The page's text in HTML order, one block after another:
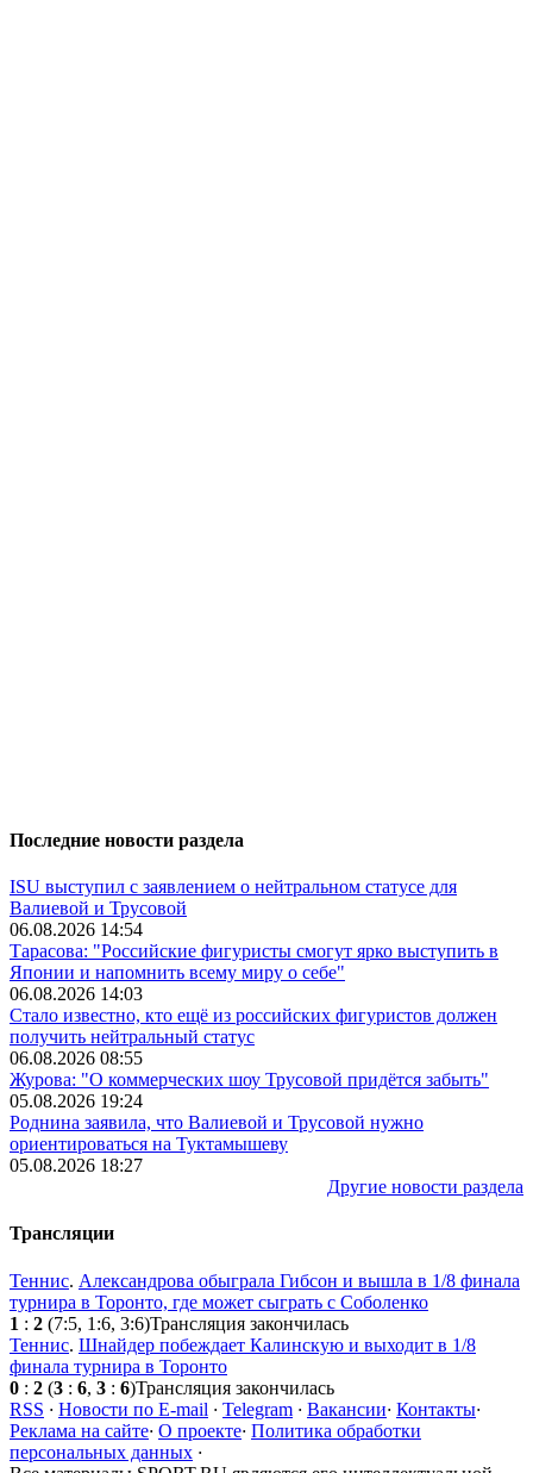
Последние новости раздела
ISU выступил с заявлением о нейтральном статусе для
Валиевой и Трусовой
06.08.2026 14:54
Тарасова: "Российские фигуристы смогут ярко выступить в
Японии и напомнить всему миру о себе"
06.08.2026 14:03
Стало известно, кто ещё из российских фигуристов должен
получить нейтральный статус
06.08.2026 08:55
Журова: "О коммерческих шоу Трусовой придётся забыть"
05.08.2026 19:24
Роднина заявила, что Валиевой и Трусовой нужно
ориентироваться на Туктамышеву
05.08.2026 18:27
Другие новости раздела
Трансляции
Теннис. Александрова обыграла Гибсон и вышла в 1/8 финала
турнира в Торонто, где может сыграть с Соболенко
1 : 2 (7:5, 1:6, 3:6)Трансляция закончилась
Теннис. Шнайдер побеждает Калинскую и выходит в 1/8
финала турнира в Торонто
0 : 2 (3 : 6, 3 : 6)Трансляция закончилась
RSS · Новости по E-mail · Telegram · Вакансии· Контакты·
Реклама на сайте· О проекте· Политика обработки
персональных данных ·